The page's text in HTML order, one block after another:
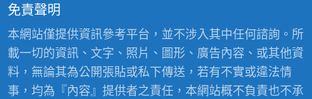
免責聲明
本網站僅提供資訊參考平台，並不涉入其中任何諮詢。所
載一切的資訊、文字、照片、圖形、廣告內容、或其他資
料，無論其為公開張貼或私下傳送，若有不實或違法情
事，均為『內容』提供者之責任，本網站概不負責也不承